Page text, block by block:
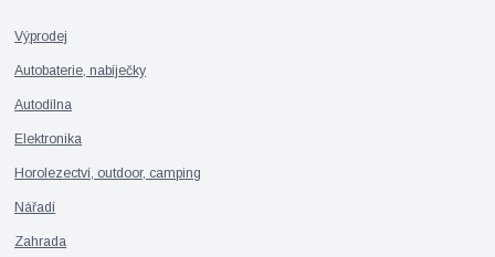
Výprodej
Autobaterie, nabíječky
Autodílna
Elektronika
Horolezectví, outdoor, camping
Nářadí
Zahrada